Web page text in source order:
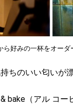
好みの一杯をオーダ
ちのいい匂いが
（アル コー